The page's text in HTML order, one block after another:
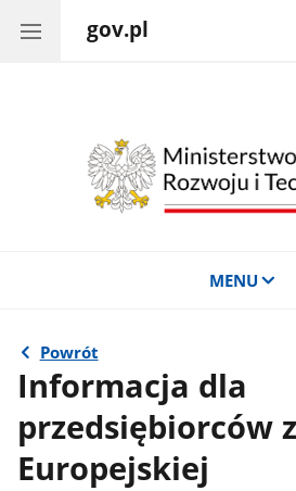
gov.pl
MENU
Powrót
Informacja dla
przedsiębiorców
Europejskiej